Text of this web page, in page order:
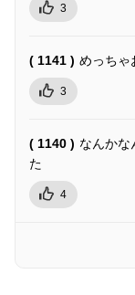
3
( 1141 ) めっちゃ
3
( 1140 ) なんかな
た
4